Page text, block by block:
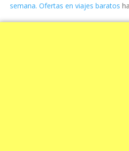
semana. Ofertas en viajes baratos